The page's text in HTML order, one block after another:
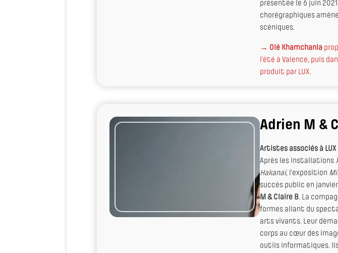
présentée le 6 juin
chorégraphiques
scéniques.
→ Olé Khamchanla
l’été à Valence, puis
produit par LUX.
Adrien M &
Artistes associés à LUX
Après les installations
Hakanaï, l’exposition
succès public en
M & Claire B. La
formes allant du
arts vivants. Leur
corps au cœur des
outils informatiques.